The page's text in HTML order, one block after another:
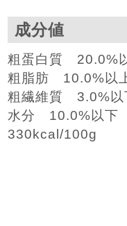
成分値
粗蛋白質 20.0%
粗脂肪 10.0%以
粗繊維質 3.0%以
水分 10.0%以下
330kcal/100g